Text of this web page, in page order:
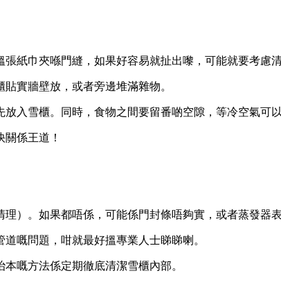
紙巾夾喺門縫，如果好容易就扯出嚟，可能就要考慮
實牆壁放，或者旁邊堆滿雜物。
入雪櫃。同時，食物之間要留番啲空隙，等冷空氣可以
係王道！
）。如果都唔係，可能係門封條唔夠實，或者蒸發器
嘅問題，咁就最好搵專業人士睇睇喇。
嘅方法係定期徹底清潔雪櫃內部。